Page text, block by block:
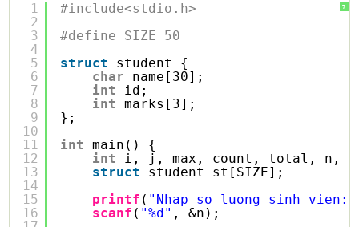
?
1
2
3
4
5
6
7
8
9
10
11
12
13
14
15
16
#include<stdio.h>
#define SIZE 50
struct
student {
char
name[30];
int
id;
int
marks[3];
};
int
main() {
int
i, j, max, count, total, n,
struct
student st[SIZE];
printf ( "Nhap so luong sinh vien:
scanf ( "%d" , &n);